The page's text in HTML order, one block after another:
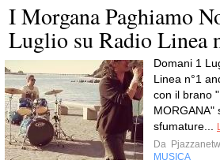
I Morgana Paghiamo
Luglio su Radio Linea
Domani 1
Linea n°1
con il brano
MORGANA"
sfumature...
Da
MUSICA